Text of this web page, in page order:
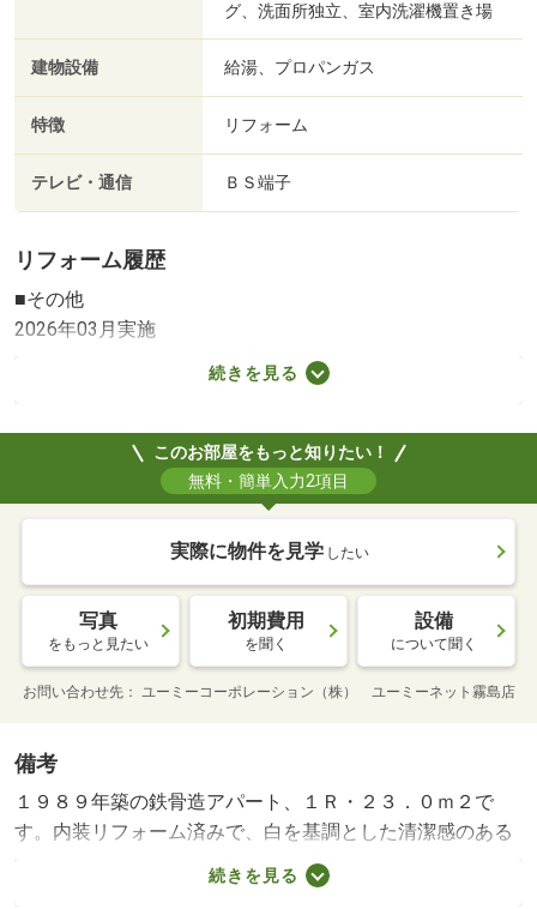
グ、洗面所独立、室内洗濯機置き場
建物設備 給湯、プロパンガス
特徴 リフォーム
テレビ・通信 ＢＳ端子
リフォーム履歴
■その他
2026年03月実施
※実施年月は、施工箇所の中で最も古いものを表示してい
続きを見る
このお部屋をもっと知りたい！
無料・簡単入力2項目
実際に物件を見学 したい
写真
をもっと見たい
初期費用
を聞く
設備
について聞く
お問い合わせ先 ユーミーコーポレーション（株） ユーミーネット霧島店
備考
１９８９年築の鉄骨造アパート、１Ｒ・２３．０ｍ２で
す。内装リフォーム済みで、白を基調とした清潔感のある
室内が魅力。最上階のお部屋で陽当たりも良好です。エア
コン、ＴＶインターホン、独立洗面台、温水洗浄便座など
続きを見る